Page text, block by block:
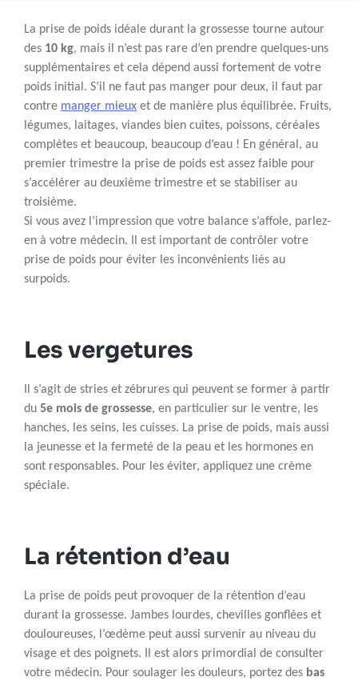
La prise de poids idéale durant la grossesse tourne autour
des 10 kg, mais il n’est pas rare d’en prendre quelques-uns
supplémentaires et cela dépend aussi fortement de votre
poids initial. S’il ne faut pas manger pour deux, il faut par
contre manger mieux et de manière plus équilibrée. Fruits,
légumes, laitages, viandes bien cuites, poissons, céréales
complètes et beaucoup, beaucoup d’eau ! En général, au
premier trimestre la prise de poids est assez faible pour
s’accélérer au deuxième trimestre et se stabiliser au
troisième.
Si vous avez l’impression que votre balance s’affole, parlez-
en à votre médecin. Il est important de contrôler votre
prise de poids pour éviter les inconvénients liés au
surpoids.
Les vergetures
Il s’agit de stries et zébrures qui peuvent se former à partir
du 5e mois de grossesse, en particulier sur le ventre, les
hanches, les seins, les cuisses. La prise de poids, mais aussi
la jeunesse et la fermeté de la peau et les hormones en
sont responsables. Pour les éviter, appliquez une crème
spéciale.
La rétention d’eau
La prise de poids peut provoquer de la rétention d’eau
durant la grossesse. Jambes lourdes, chevilles gonflées et
douloureuses, l’œdème peut aussi survenir au niveau du
visage et des poignets. Il est alors primordial de consulter
votre médecin. Pour soulager les douleurs, portez des bas